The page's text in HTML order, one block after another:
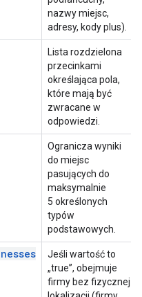
nazwy miejsc,
adresy, kody plus).
Lista rozdzielona
przecinkami
określająca pola,
które mają być
zwracane w
odpowiedzi.
Ogranicza wyniki
do miejsc
pasujących do
maksymalnie
5 określonych
typów
podstawowych.
Jeśli wartość to
„true”, obejmuje
firmy bez fizycznej